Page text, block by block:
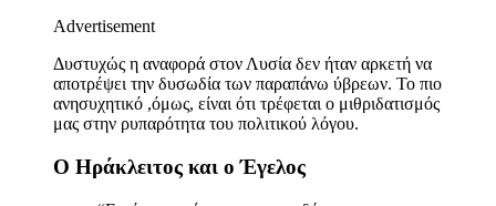
Advertisement
Δυστυχώς η αναφορά στον Λυσία δεν ήταν αρκετή να
αποτρέψει την δυσωδία των παραπάνω ύβρεων. Το πιο
ανησυχητικό ,όμως, είναι ότι τρέφεται ο μιθριδατισμός
μας στην ρυπαρότητα του πολιτικού λόγου.
Ο Ηράκλειτος και ο Έγελος